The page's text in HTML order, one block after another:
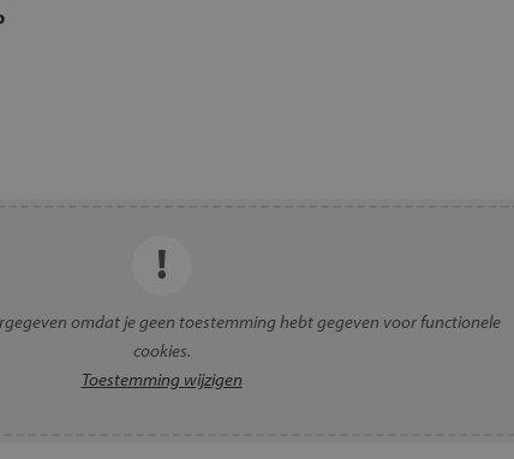
omdat je geen toestemming hebt gegeven voor functionele
cookies.
Toestemming wijzigen